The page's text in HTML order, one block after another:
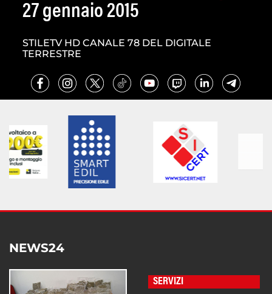
27 gennaio 2015
STILETV HD CANALE 78 DEL DIGITALE
TERRESTRE
NEWS24
SERVIZI